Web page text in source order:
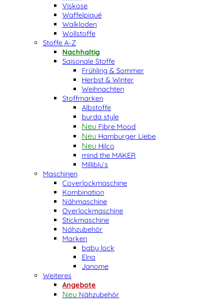
Viskose
Waffelpiqué
Walkloden
Wollstoffe
Stoffe A-Z
Nachhaltig
Saisonale Stoffe
Frühling & Sommer
Herbst & Winter
Weihnachten
Stoffmarken
Albstoffe
burda style
Fibre Mood
Hamburger Liebe
Hilco
mind the MAKER
Milliblu’s
Maschinen
Coverlockmaschine
Kombination
Nähmaschine
Overlockmaschine
Stickmaschine
Nähzubehör
Marken
baby lock
Elna
Janome
Weiteres
Angebote
Nähzubehör